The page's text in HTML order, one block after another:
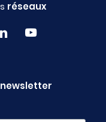
réseaux
newsletter